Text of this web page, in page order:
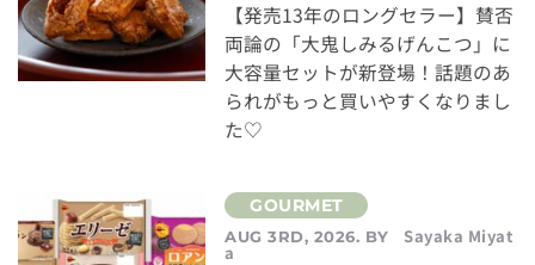
【発売13年のロングセラー】賛否
両論の「大鬼しみるげんこつ」に
大容量セットが新登場！話題のあ
られがもっと買いやすくなりまし
た♡
AUG 3RD, 2026. BY Sayaka Miyat
a